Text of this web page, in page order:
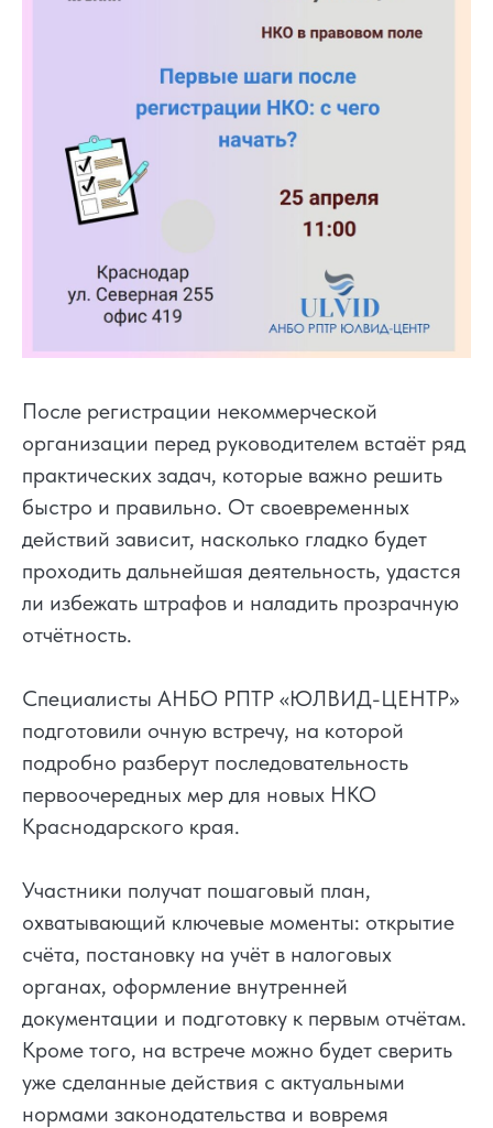
После регистрации некоммерческой
организации перед руководителем встаёт ряд
практических задач, которые важно решить
быстро и правильно. От своевременных
действий зависит, насколько гладко будет
проходить дальнейшая деятельность, удастся
ли избежать штрафов и наладить прозрачную
отчётность.
Специалисты АНБО РПТР «ЮЛВИД-ЦЕНТР»
подготовили очную встречу, на которой
подробно разберут последовательность
первоочередных мер для новых НКО
Краснодарского края.
Участники получат пошаговый план,
охватывающий ключевые моменты: открытие
счёта, постановку на учёт в налоговых
органах, оформление внутренней
документации и подготовку к первым отчётам.
Кроме того, на встрече можно будет сверить
уже сделанные действия с актуальными
нормами законодательства и вовремя